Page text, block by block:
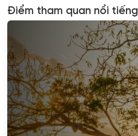
Điểm tham quan nổi tiếng